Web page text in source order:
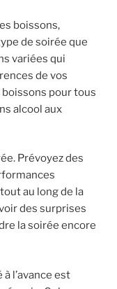
boissons,
de soirée que
variées qui
de vos
boissons pour tous
alcool aux
Prévoyez des
au long de la
des surprises
la soirée encore
l’avance est